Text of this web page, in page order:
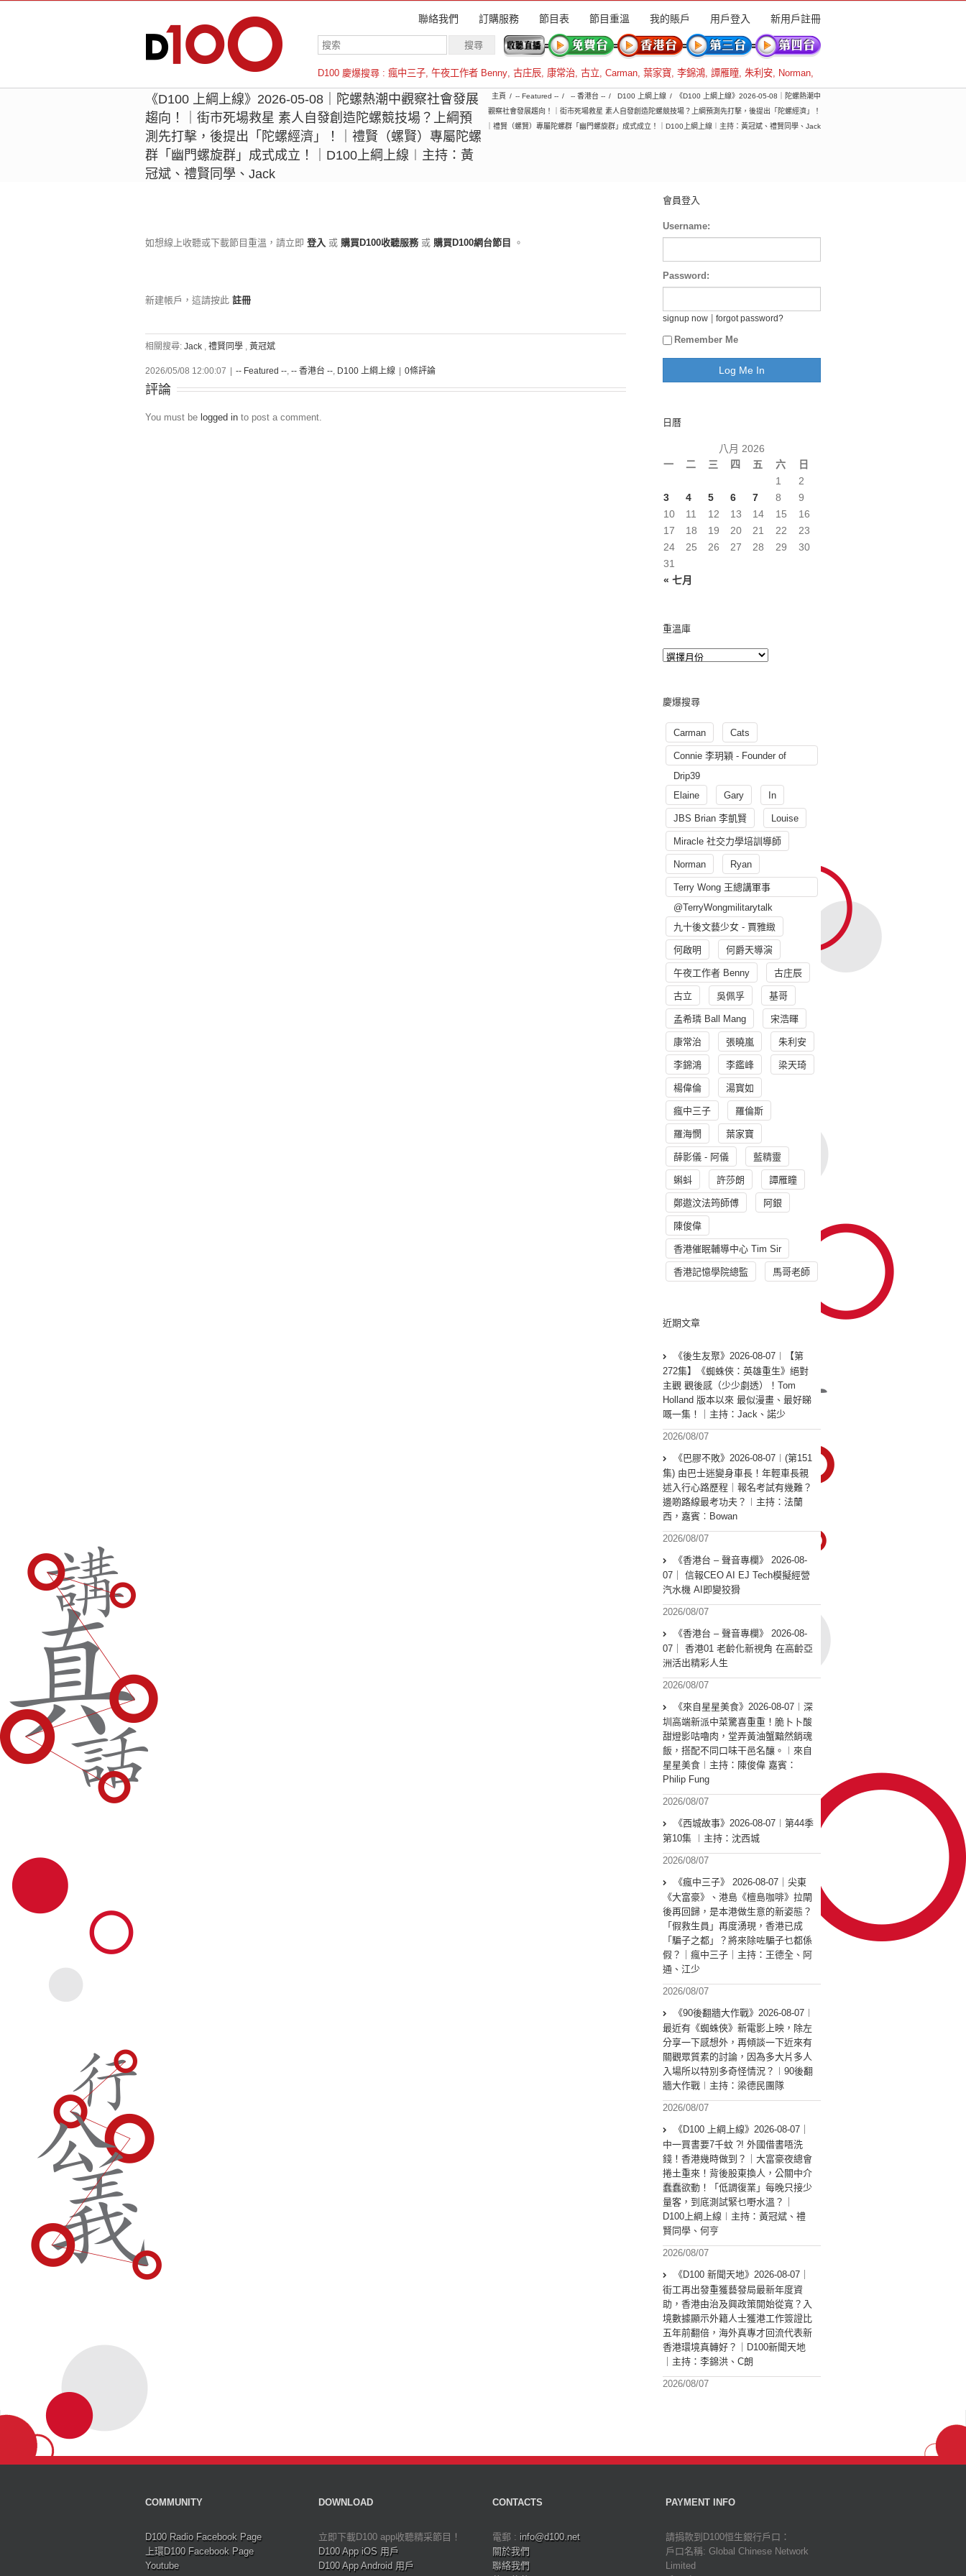
聯絡我們 訂購服務 節目表 節目重溫 我的賬戶 用戶登入 新用戶註冊
D100 慶爆搜尋 : 瘋中三子, 午夜工作者 Benny, 古庄辰, 康常治, 古立, Carman, 葉家寶, 李錦鴻, 譚雁瞳, 朱利安, Norman,
羅倫斯
《D100 上綱上線》2026-05-08｜陀螺熱潮中觀察社會發展
趨向！｜街市死場救星 素人自發創造陀螺競技場？上綱預
測先打擊，後提出「陀螺經濟」！｜禮賢（螺賢）專屬陀螺
群「幽門螺旋群」成式成立！｜D100上綱上線︱主持：黃
冠斌、禮賢同學、Jack
主頁 -- Featured -- -- 香港台 -- D100 上綱上線
《D100 上綱上線》2026-05-08｜陀螺熱潮中
觀察社會發展趨向！｜街市死場救星 素人自發創造陀螺競技場？上綱預測先打擊，後提出「陀螺經濟」！
｜禮賢（螺賢）專屬陀螺群「幽門螺旋群」成式成立！｜D100上綱上線︱主持：黃冠斌、禮賢同學、Jack
如想線上收聽或下載節目重溫，請立即 登入 或 購買D100收聽服務 或 購買D100網台節目 。
新建帳戶，這請按此 註冊
相關搜尋: Jack , 禮賢同學 , 黃冠斌
2026/05/08 12:00:07 -- Featured --, -- 香港台 --, D100 上綱上線 0條評論
評論
You must be logged in to post a comment.
會員登入
Username:
Password:
signup now forgot password?
Remember Me
日曆
八月 2026
一
二 三 四 五 六 日
« 七月
1
2
3
4 5 6 7 8
9
10
11 12 13 14 15
16
17
18 19 20 21 22
23
24
25 26 27 28 29
30
31
重溫庫
慶爆搜尋
Carman Cats
Connie 李玥穎 - Founder of
Drip39
Elaine
Gary In
JBS Brian 李凱賢 Louise
Miracle 社交力學培訓導師
Norman Ryan
Terry Wong 王總講軍事
@TerryWongmilitarytalk
九十後文藝少女 - 賈雅緻
何啟明 何爵天導演
午夜工作者 Benny 古庄辰
古立 吳佩孚 基哥
孟希璘 Ball Mang 宋浩暉
康常治 張曉嵐 朱利安
李錦鴻 李鑑峰 梁天琦
楊偉倫 湯寳如
瘋中三子 羅倫斯
羅海憫 葉家寶
薛影儀 - 阿儀 藍精靈
蝌蚪 許莎朗 譚雁瞳
鄭遨汶法筠師傅 阿銀
陳俊偉
香港催眠輔導中心 Tim Sir
香港記憶學院總監 馬哥老師
近期文章
《後生友聚》2026-08-07︱【第
272集】《蜘蛛俠：英雄重生》絕對
主觀 觀後感（少少劇透）！Tom
Holland 版本以來 最似漫畫、最好睇
嘅一集！｜主持：Jack、諾少
2026/08/07
《巴膠不敗》2026-08-07︱(第151
集) 由巴士迷變身車長！年輕車長親
述入行心路歷程｜報名考試有幾難？
邊啲路線最考功夫？︱主持：法蘭
西，嘉賓︰Bowan
2026/08/07
《香港台 – 聲音專欄》 2026-08-
07｜ 信報CEO AI EJ Tech模擬經營
汽水機 AI即變狡猾
2026/08/07
《香港台 – 聲音專欄》 2026-08-
07｜ 香港01 老齡化新視角 在高齡亞
洲活出精彩人生
2026/08/07
《來自星星美食》2026-08-07︱深
圳高端新派中菜驚喜重重！脆卜卜酸
甜燈影咕嚕肉，堂弄黃油蟹黯然銷魂
飯，搭配不同口味干邑名釀。︱來自
星星美食︱主持：陳俊偉 嘉賓：
Philip Fung
2026/08/07
《西城故事》2026-08-07︱第44季
第10集 ︱主持：沈西城
2026/08/07
《瘋中三子》 2026-08-07｜尖東
《大富豪》、港島《檀島咖啡》拉閘
後再回歸，是本港做生意的新姿態？
「假救生員」再度湧現，香港已成
「騙子之都」？將來除咗騙子乜都係
假？｜瘋中三子｜主持：王德全、阿
通、江少
2026/08/07
《90後翻牆大作戰》2026-08-07︱
最近有《蜘蛛俠》新電影上映，除左
分享一下感想外，再傾談一下近來有
關觀眾質素的討論，因為多大片多人
入場所以特別多奇怪情況？︱90後翻
牆大作戰︱主持：梁德民團隊
2026/08/07
《D100 上綱上線》2026-08-07｜
中一買書要7千蚊 ?! 外國借書唔洗
錢！香港幾時做到？｜大富豪夜總會
捲土重來！背後股東換人，公關中介
蠢蠢欲動！「低調復業」每晚只接少
量客，到底測試緊乜嘢水溫？｜
D100上綱上線︱主持：黃冠斌、禮
賢同學、何亨
2026/08/07
《D100 新聞天地》2026-08-07｜
街工再出發重獲藝發局最新年度資
助，香港由治及興政策開始從寬？入
境數據顯示外籍人士獲港工作簽證比
五年前翻倍，海外真專才回流代表新
香港環境真轉好？｜D100新聞天地
｜主持：李錦洪、C朗
2026/08/07
COMMUNITY
D100 Radio Facebook Page
上環D100 Facebook Page
Youtube
DOWNLOAD
立即下載D100 app收聽精采節目！
D100 App iOS 用戶
D100 App Android 用戶
CONTACTS
電郵 : info@d100.net
關於我們
聯絡我們
PAYMENT INFO
請捐款到D100恒生銀行戶口：
戶口名稱: Global Chinese Network
Limited